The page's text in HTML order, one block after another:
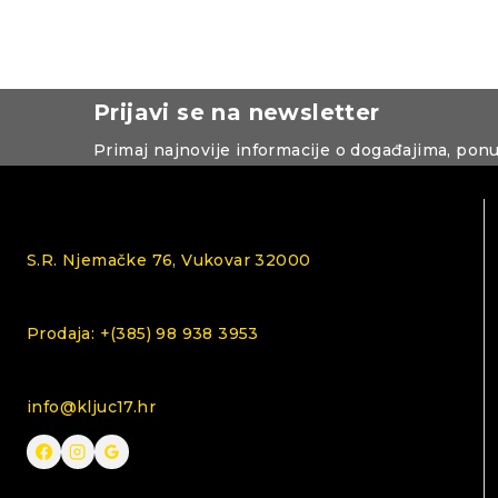
Prijavi se na newsletter
Primaj najnovije informacije o događajima,
S.R. Njemačke 76, Vukovar 32000
Prodaja: +(385) 98 938 3953
info@kljuc17.hr